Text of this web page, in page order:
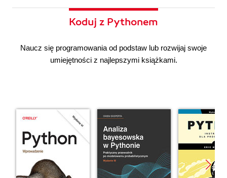
Koduj z Pythonem
Naucz się programowania od podstaw lub rozwijaj swoje
umiejętności z najlepszymi książkami.